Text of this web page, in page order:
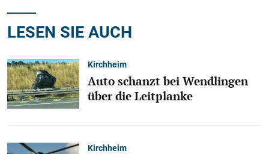
LESEN SIE AUCH
Kirchheim
Auto schanzt bei Wendlingen
über die Leitplanke
Kirchheim